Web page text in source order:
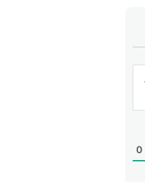
0